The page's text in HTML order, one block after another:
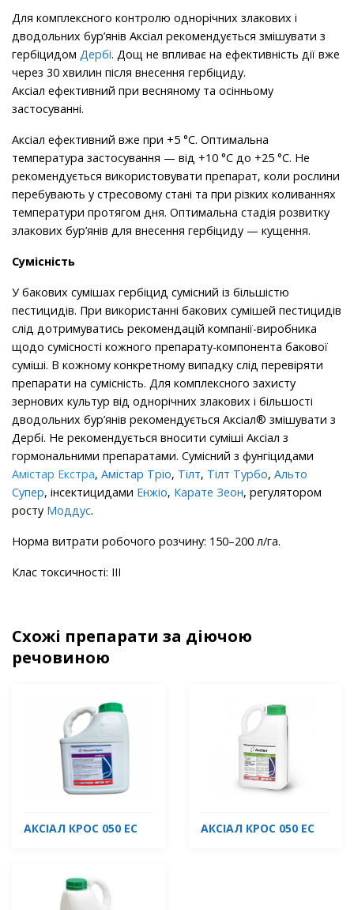
Для комплексного контролю однорічних злакових і
дводольних бур’янів Аксіал рекомендується змішувати з
гербіцидом Дербі. Дощ не впливає на ефективність дії вже
через 30 хвилин після внесення гербіциду.
Аксіал ефективний при весняному та осінньому
застосуванні.
Аксіал ефективний вже при +5 °С. Оптимальна
температура застосування — від +10 °С до +25 °С. Не
рекомендується використовувати препарат, коли рослини
перебувають у стресовому стані та при різких коливаннях
температури протягом дня. Оптимальна стадія розвитку
злакових бур’янів для внесення гербіциду — кущення.
Сумісність
У бакових сумішах гербіцид сумісний із більшістю
пестицидів. При використанні бакових сумішей пестицидів
слід дотримуватись рекомендацій компанії-виробника
щодо сумісності кожного препарату-компонента бакової
суміші. В кожному конкретному випадку слід перевіряти
препарати на сумісність. Для комплексного захисту
зернових культур від однорічних злакових і більшості
дводольних бур’янів рекомендується Аксіал® змішувати з
Дербі. Не рекомендується вносити суміші Аксіал з
гормональними препаратами. Сумісний з фунгіцидами
Амістар Екстра, Амістар Тріо, Тілт, Тілт Турбо, Альто
Супер, інсектицидами Енжіо, Карате Зеон, регулятором
росту Моддус.
Норма витрати робочого розчину: 150–200 л/га.
Клас токсичності: IIІ
Схожі препарати за діючою
речовиною
АКСІАЛ КРОС 050 ЕС АКСІАЛ КРОС 050 ЕС